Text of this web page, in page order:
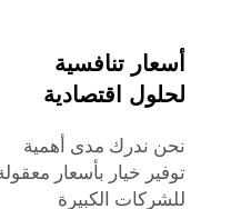
أسعار تنافسية
لحلول اقتصادية
نحن ندرك مدى أهمية
توفير خيار بأسعار معقولة
للشركات الكبيرة